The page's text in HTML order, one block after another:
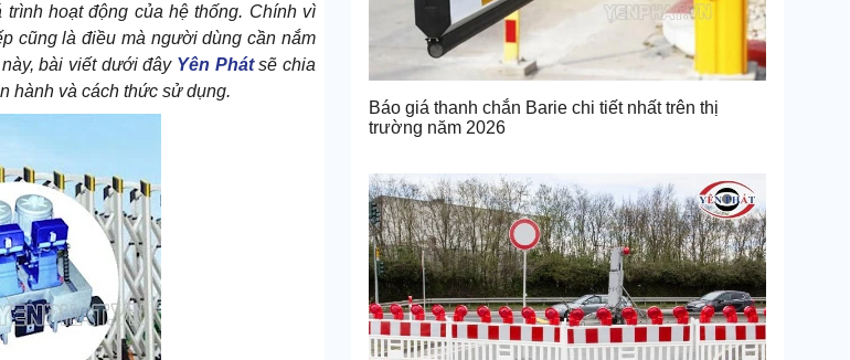
hoạt động của hệ thống. Chính vì
cũng là điều mà người dùng cần nắm
bài viết dưới đây Yên Phátsẽ chia
hành và cách thức sử dụng.
Báo giá thanh chắn Barie chi tiết nhất trên thị
trường năm 2026